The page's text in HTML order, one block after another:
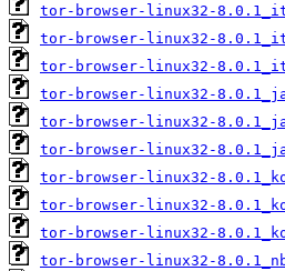
tor-browser-linux32-
tor-browser-linux32-
tor-browser-linux32-
tor-browser-linux32-
tor-browser-linux32-
tor-browser-linux32-
tor-browser-linux32-
tor-browser-linux32-
tor-browser-linux32-
tor-browser-linux32-